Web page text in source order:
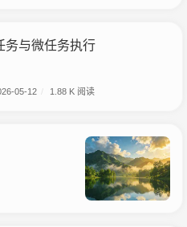
务与微任务执行
05-12 1.88 K 阅读